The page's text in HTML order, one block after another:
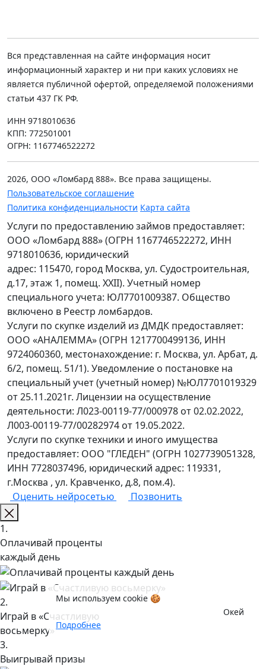
Вся представленная на сайте информация носит
информационный характер и ни при каких условиях не
является публичной офертой, определяемой положениями
статьи 437 ГК РФ.
ИНН 9718010636
КПП: 772501001
ОГРН: 1167746522272
2026, ООО «Ломбард 888». Все права защищены.
Пользовательское соглашение
Политика конфиденциальности Карта сайта
Услуги по предоставлению займов предоставляет:
ООО «Ломбард 888» (ОГРН 1167746522272, ИНН
9718010636, юридический
адрес: 115470, город Москва, ул. Судостроительная,
д.17, этаж 1, помещ. XXII). Учетный номер
специального учета: ЮЛ7701009387. Общество
включено в Реестр ломбардов.
Услуги по скупке изделий из ДМДК предоставляет:
ООО «АНАЛЕММА» (ОГРН 1217700499136, ИНН
9724060360, местонахождение: г. Москва, ул. Арбат, д.
6/2, помещ. 51/1). Уведомление о постановке на
специальный учет (учетный номер) №ЮЛ7701019329
от 25.11.2021г. Лицензии на осуществление
деятельности: Л023-00119-77/000978 от 02.02.2022,
Л003-00119-77/00282974 от 19.05.2022.
Услуги по скупке техники и иного имущества
предоставляет: ООО "ГЛЕДЕН" (ОГРН 1027739051328,
ИНН 7728037496, юридический адрес: 119331,
г.Москва , ул. Кравченко, д.8, пом.4).
Оценить нейросетью
Позвонить
Мы используем cookie 🍪
Подробнее
Окей
1.
Оплачивай проценты
каждый день
2.
Играй в «Счастливую
восьмерку»
3.
Выигрывай призы